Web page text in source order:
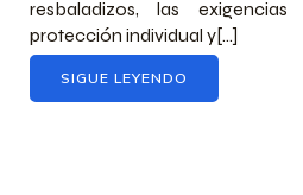
resbaladizos, las
protección individual y[...]
SIGUE LEYENDO